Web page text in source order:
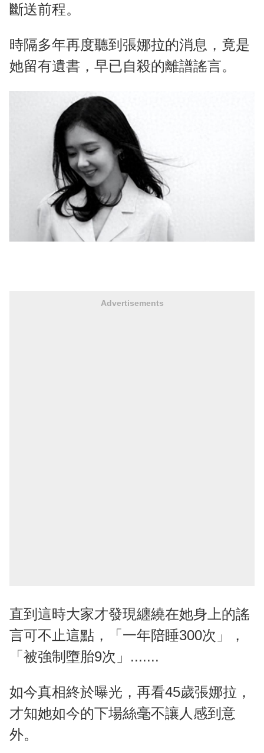
斷送前程。
時隔多年再度聽到張娜拉的消息，竟是
她留有遺書，早已自殺的離譜謠言。
Advertisements
直到這時大家才發現纏繞在她身上的謠
言可不止這點，「一年陪睡300次」，
「被強制墮胎9次」.......
如今真相終於曝光，再看45歲張娜拉，
才知她如今的下場絲毫不讓人感到意
外。